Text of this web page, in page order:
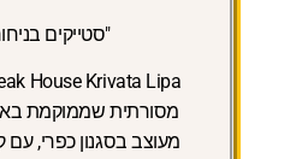
"סטייקים
House Krivata Lipa
מסורתית שממוקמת
מעוצב בסגנון כפרי,